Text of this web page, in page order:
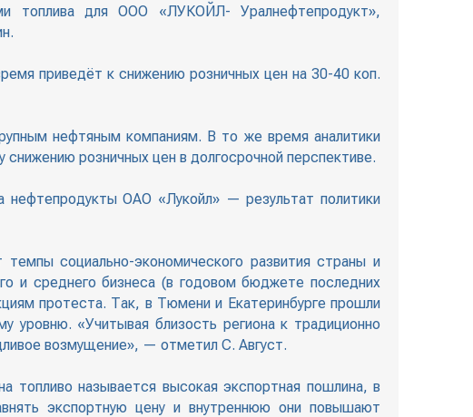
топлива для ООО «ЛУКОЙЛ- Уралнефтепродукт»,
приведёт к снижению розничных цен на 30-40 коп.
нефтяным компаниям. В то же время аналитики
розничных цен в долгосрочной перспективе.
ОАО «Лукойл» — результат политики
социально-экономического развития страны и
и среднего бизнеса (в годовом бюджете последних
протеста. Так, в Тюмени и Екатеринбурге прошли
уровню. «Учитывая близость региона к традиционно
возмущение», — отметил С. Август.
называется высокая экспортная пошлина, в
экспортную цену и внутреннюю они повышают